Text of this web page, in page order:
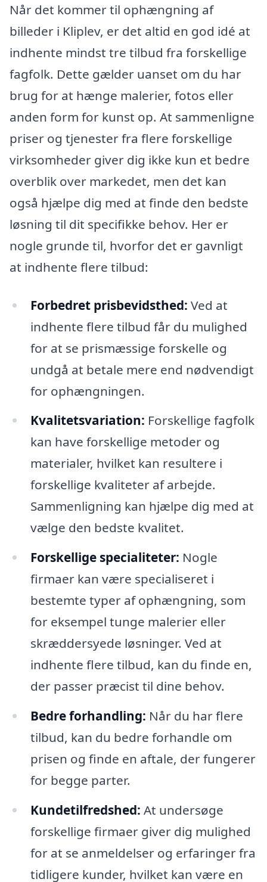
Når det kommer til ophængning af
billeder i Kliplev, er det altid en god idé at
indhente mindst tre tilbud fra forskellige
fagfolk. Dette gælder uanset om du har
brug for at hænge malerier, fotos eller
anden form for kunst op. At sammenligne
priser og tjenester fra flere forskellige
virksomheder giver dig ikke kun et bedre
overblik over markedet, men det kan
også hjælpe dig med at finde den bedste
løsning til dit specifikke behov. Her er
nogle grunde til, hvorfor det er gavnligt
at indhente flere tilbud:
Forbedret prisbevidsthed: Ved at
indhente flere tilbud får du mulighed
for at se prismæssige forskelle og
undgå at betale mere end nødvendigt
for ophængningen.
Kvalitetsvariation: Forskellige fagfolk
kan have forskellige metoder og
materialer, hvilket kan resultere i
forskellige kvaliteter af arbejde.
Sammenligning kan hjælpe dig med at
vælge den bedste kvalitet.
Forskellige specialiteter: Nogle
firmaer kan være specialiseret i
bestemte typer af ophængning, som
for eksempel tunge malerier eller
skræddersyede løsninger. Ved at
indhente flere tilbud, kan du finde en,
der passer præcist til dine behov.
Bedre forhandling: Når du har flere
tilbud, kan du bedre forhandle om
prisen og finde en aftale, der fungerer
for begge parter.
Kundetilfredshed: At undersøge
forskellige firmaer giver dig mulighed
for at se anmeldelser og erfaringer fra
tidligere kunder, hvilket kan være en